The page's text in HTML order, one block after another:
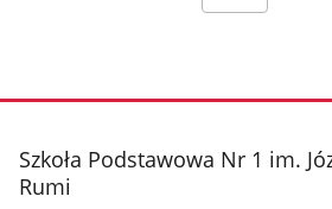
stopka
Szkoła Podstawowa Nr 1 im.
Rumi